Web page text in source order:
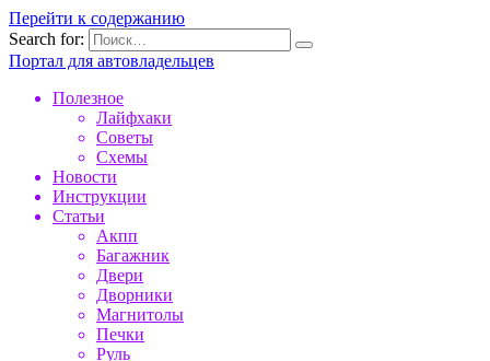
Перейти к содержанию
Search for:
Портал для автовладельцев
Полезное
Лайфхаки
Советы
Схемы
Новости
Инструкции
Статьи
Акпп
Багажник
Двери
Дворники
Магнитолы
Печки
Руль